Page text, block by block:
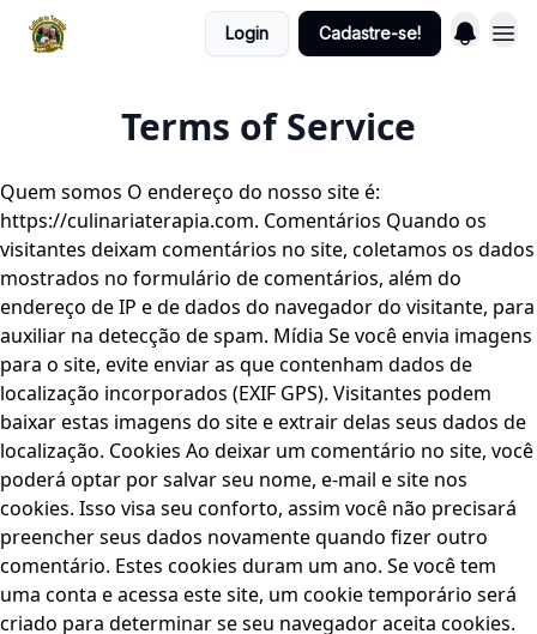
Login Cadastre-se!
Terms of Service
Quem somos O endereço do nosso site é:
https://culinariaterapia.com. Comentários Quando os
visitantes deixam comentários no site, coletamos os dados
mostrados no formulário de comentários, além do
endereço de IP e de dados do navegador do visitante, para
auxiliar na detecção de spam. Mídia Se você envia imagens
para o site, evite enviar as que contenham dados de
localização incorporados (EXIF GPS). Visitantes podem
baixar estas imagens do site e extrair delas seus dados de
localização. Cookies Ao deixar um comentário no site, você
poderá optar por salvar seu nome, e-mail e site nos
cookies. Isso visa seu conforto, assim você não precisará
preencher seus dados novamente quando fizer outro
comentário. Estes cookies duram um ano. Se você tem
uma conta e acessa este site, um cookie temporário será
criado para determinar se seu navegador aceita cookies.